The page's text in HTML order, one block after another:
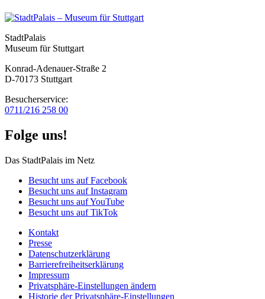
StadtPalais
Museum für Stuttgart
Konrad-Adenauer-Straße 2
D-70173 Stuttgart
Besucherservice:
0711/216 258 00
Folge uns!
Das StadtPalais im Netz
Besucht uns auf Facebook
Besucht uns auf Instagram
Besucht uns auf YouTube
Besucht uns auf TikTok
Kontakt
Presse
Datenschutz­erklärung
Barrierefreiheitserklärung
Impressum
Privatsphäre-Einstellungen ändern
Historie der Privatsphäre-Einstellungen